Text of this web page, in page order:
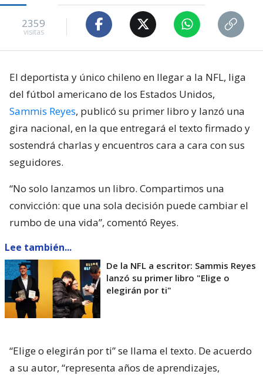
2359
visitas
El deportista y único chileno en llegar a la NFL, liga
del fútbol americano de los Estados Unidos,
Sammis Reyes, publicó su primer libro y lanzó una
gira nacional, en la que entregará el texto firmado y
sostendrá charlas y encuentros cara a cara con sus
seguidores.
“No solo lanzamos un libro. Compartimos una
convicción: que una sola decisión puede cambiar el
rumbo de una vida”, comentó Reyes.
Lee también...
De la NFL a escritor: Sammis Reyes
lanzó su primer libro "Elige o
elegirán por ti"
“Elige o elegirán por ti” se llama el texto. De acuerdo
a su autor, “representa años de aprendizajes,